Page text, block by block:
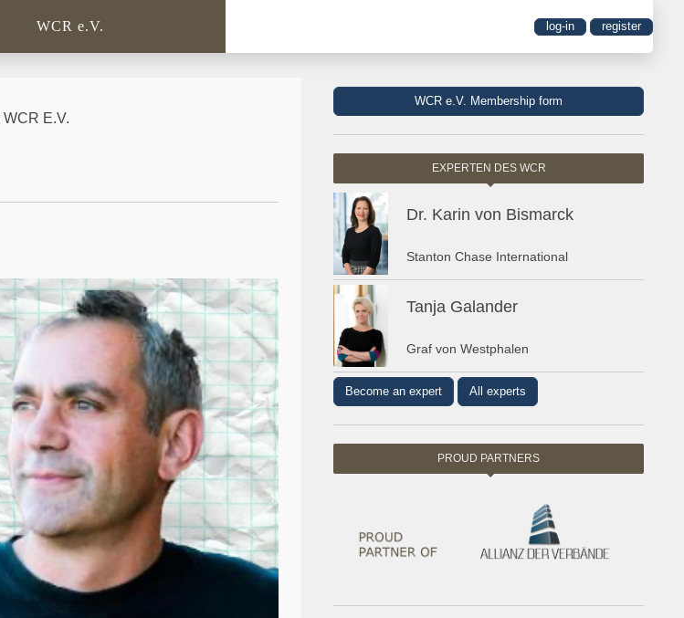
WCR e.V. log-in register
E.V.
WCR e.V. Membership form
EXPERTEN DES WCR
Dr. Karin von Bismarck
Stanton Chase International
Tanja Galander
Graf von Westphalen
Become an expert All experts
PROUD PARTNERS